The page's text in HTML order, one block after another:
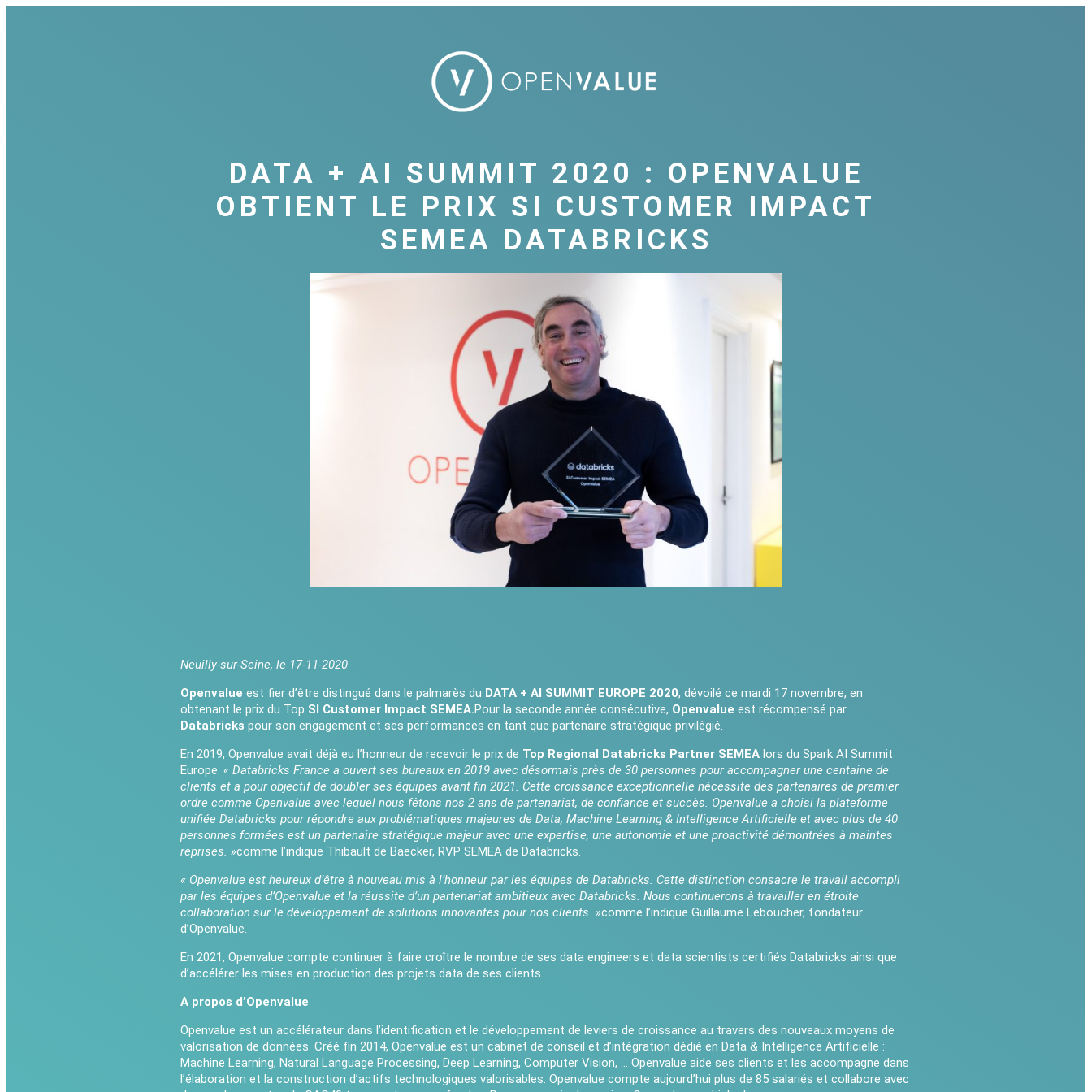
DATA + AI SUMMIT 2020 : OPENVALUE
OBTIENT LE PRIX SI CUSTOMER IMPACT
SEMEA DATABRICKS
Neuilly-sur-Seine, le 17-11-2020
Openvalue est fier d’être distingué dans le palmarès du DATA + AI SUMMIT EUROPE 2020, dévoilé ce mardi 17 novembre, en
obtenant le prix du Top SI Customer Impact SEMEA.Pour la seconde année consécutive, Openvalue est récompensé par
Databricks pour son engagement et ses performances en tant que partenaire stratégique privilégié.
En 2019, Openvalue avait déjà eu l’honneur de recevoir le prix de Top Regional Databricks Partner SEMEA lors du Spark AI Summit
Europe. « Databricks France a ouvert ses bureaux en 2019 avec désormais près de 30 personnes pour accompagner une centaine de
clients et a pour objectif de doubler ses équipes avant fin 2021. Cette croissance exceptionnelle nécessite des partenaires de premier
ordre comme Openvalue avec lequel nous fêtons nos 2 ans de partenariat, de confiance et succès. Openvalue a choisi la plateforme
unifiée Databricks pour répondre aux problématiques majeures de Data, Machine Learning & Intelligence Artificielle et avec plus de 40
personnes formées est un partenaire stratégique majeur avec une expertise, une autonomie et une proactivité démontrées à maintes
reprises. »comme l’indique Thibault de Baecker, RVP SEMEA de Databricks.
« Openvalue est heureux d’être à nouveau mis à l’honneur par les équipes de Databricks. Cette distinction consacre le travail accompli
par les équipes d’Openvalue et la réussite d’un partenariat ambitieux avec Databricks. Nous continuerons à travailler en étroite
collaboration sur le développement de solutions innovantes pour nos clients. »comme l’indique Guillaume Leboucher, fondateur
d’Openvalue.
En 2021, Openvalue compte continuer à faire croître le nombre de ses data engineers et data scientists certifiés Databricks ainsi que
d’accélérer les mises en production des projets data de ses clients.
A propos d’Openvalue
Openvalue est un accélérateur dans l’identification et le développement de leviers de croissance au travers des nouveaux moyens de
valorisation de données. Créé fin 2014, Openvalue est un cabinet de conseil et d’intégration dédié en Data & Intelligence Artificielle :
Machine Learning, Natural Language Processing, Deep Learning, Computer Vision, … Openvalue aide ses clients et les accompagne dans
l’élaboration et la construction d’actifs technologiques valorisables. Openvalue compte aujourd’hui plus de 85 salariés et collabore avec